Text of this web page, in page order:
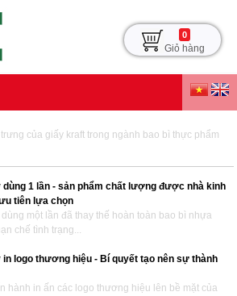
0
Giỏ hàng
của giấy kraft trong ngành bao bì thực phẩm
dùng 1 lần - sản phẩm chất lượng được nhà kinh
tiên lựa chọn
dùng một lần đã thay thế hoàn toàn bao bì nhựa
chế tình trạng...
in logo thương hiệu - Bí quyết tạo nên sự thành
hành in ấn các logo thương hiệu lên bề mặt của